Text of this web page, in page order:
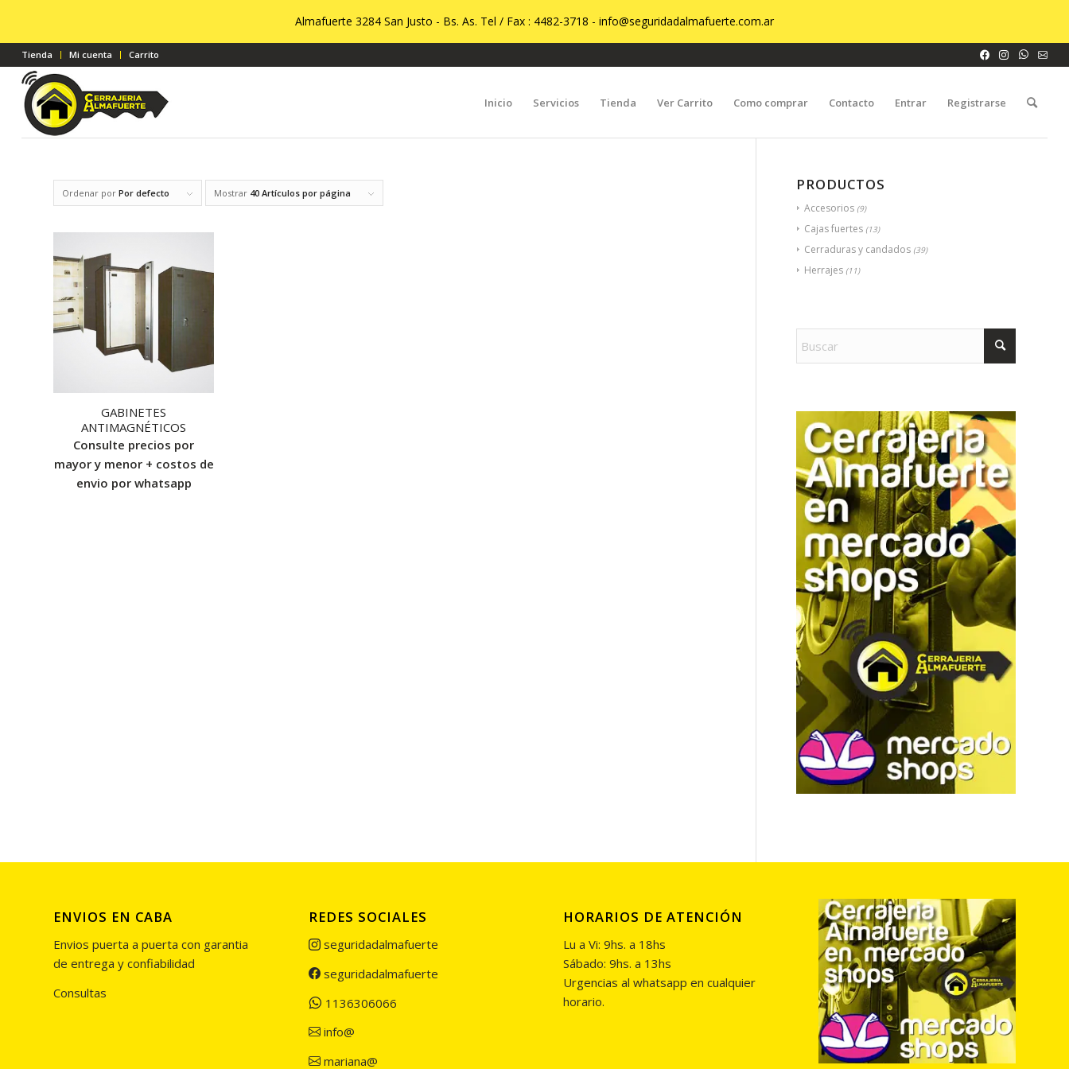
Tienda Mi cuenta Carrito
Inicio Servicios Tienda Ver Carrito Como comprar Contacto Entrar Registrarse
Ordenar por Por defecto Mostrar 40 Artículos por página
GABINETES
ANTIMAGNÉTICOS
Consulte precios por
mayor y menor + costos de
envio por whatsapp
PRODUCTOS
Accesorios (9)
Cajas fuertes (13)
Cerraduras y candados (39)
Herrajes (11)
ENVIOS EN CABA
Envios puerta a puerta con garantia
de entrega y confiabilidad
Consultas
REDES SOCIALES
seguridadalmafuerte
seguridadalmafuerte
1136306066
info@
mariana@
HORARIOS DE ATENCIÓN
Lu a Vi: 9hs. a 18hs
Sábado: 9hs. a 13hs
Urgencias al whatsapp en cualquier
horario.
Almafuerte 3284 San Justo - Bs. As. Tel / Fax : 4482-3718 - info@seguridadalmafuerte.com.ar